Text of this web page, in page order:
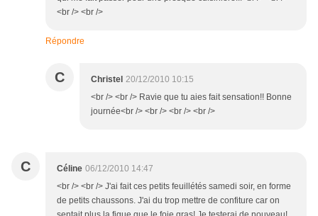
<br /> <br />
Répondre
C Christel 20/12/2010 10:15
<br /> <br /> Ravie que tu aies fait sensation!! Bonne
journée<br /> <br /> <br /> <br />
C Céline 06/12/2010 14:47
<br /> <br /> J'ai fait ces petits feuillétés samedi soir, en forme
de petits chaussons. J'ai du trop mettre de confiture car on